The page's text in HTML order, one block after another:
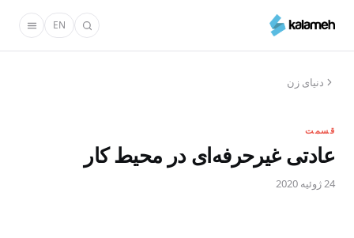
محتوای
EN
دنیای زن
قسمت
عادتی غیرحرفه‌ای در محیط کار
24 ژوئیه 2020